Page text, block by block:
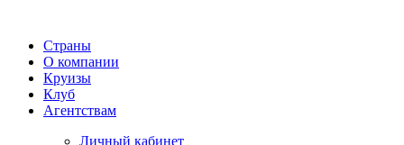
Страны
О компании
Круизы
Клуб
Агентствам
Личный кабинет